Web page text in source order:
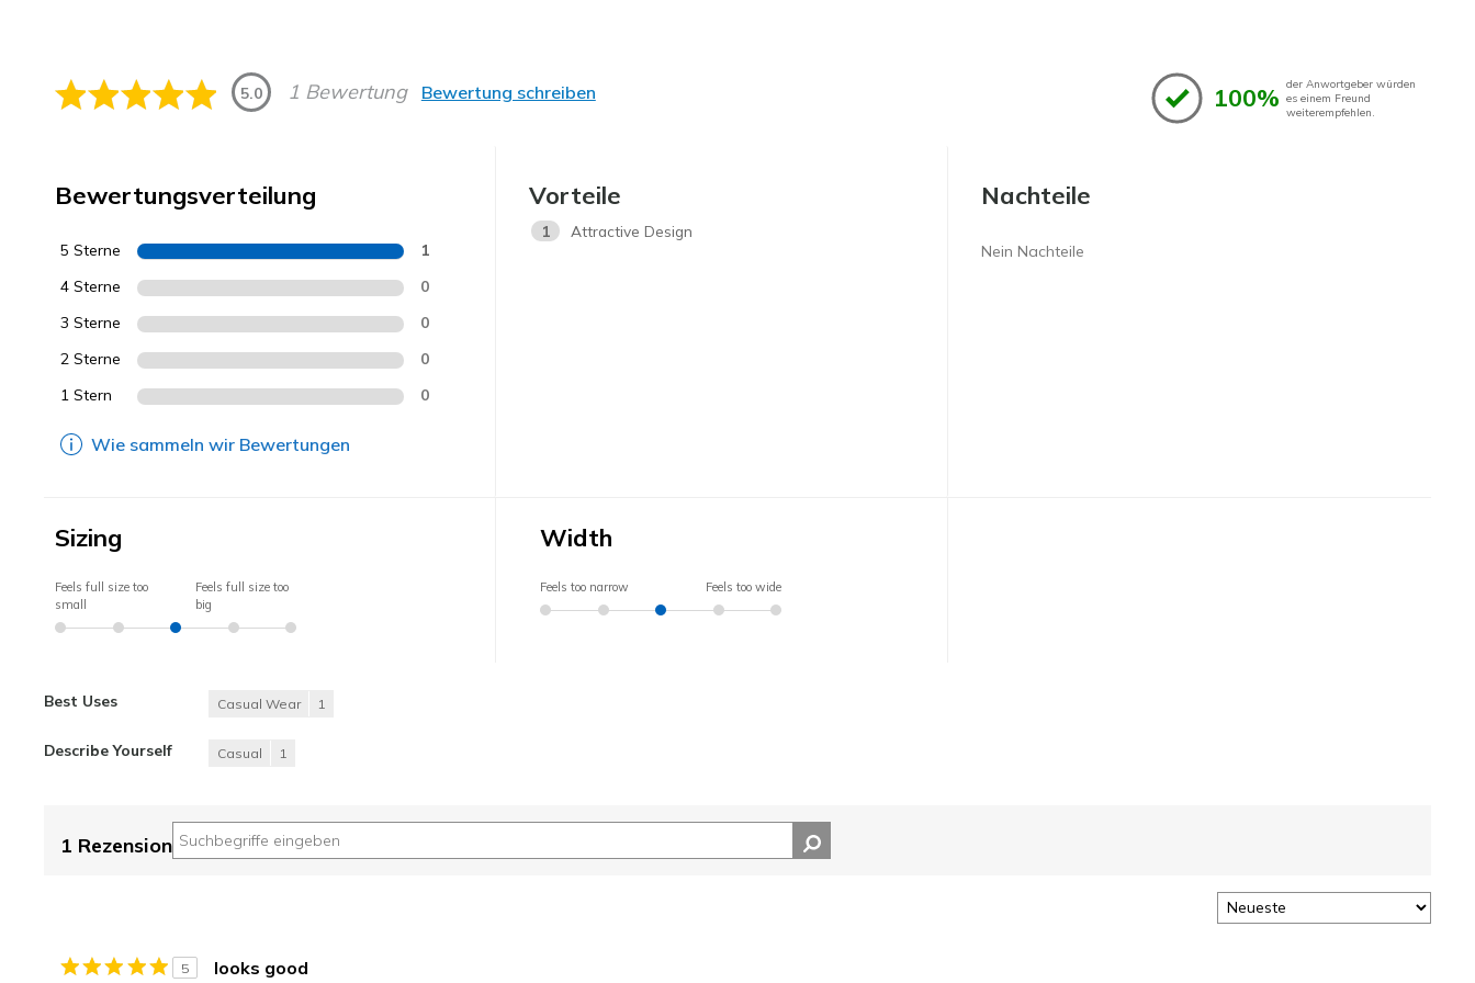
5.0 1 Bewertung Bewertung schreiben 100% der Anwortgeber würden
es einem Freund
weiterempfehlen.
Bewertungsverteilung
5 Sterne 1
4 Sterne 0
3 Sterne 0
2 Sterne 0
1 Stern 0
Wie sammeln wir Bewertungen
Vorteile
1 Attractive Design
Nachteile
Nein Nachteile
Sizing
Feels full size too
small
Feels full size too
big
Width
Feels too narrow Feels too wide
Best Uses Casual Wear 1
Describe Yourself Casual 1
1 Rezension
5 looks good